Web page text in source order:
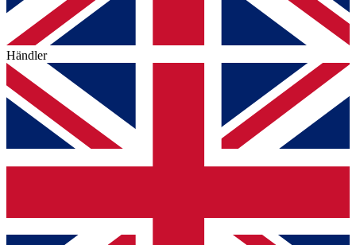
Händler